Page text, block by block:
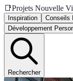
📑Projets Nouvelle
Inspiration Conseils
Développement
Rechercher